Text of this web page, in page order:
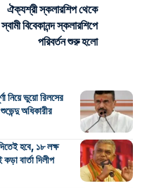
ঐক্যশ্রী স্কলারশিপ থেকে
স্বামী বিবেকানন্দ স্কলারশিপে
পরিবর্তন শুরু হলো
নিয়ে ভুয়ো রিলসের
অধিকারীর
হবে, ১৮ লক্ষ
বার্তা দিলীপ